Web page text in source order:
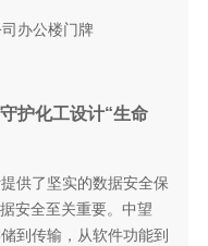
办公楼门牌
护化工设计“生命
供了坚实的数据安全保
安全至关重要。中望
到传输，从软件功能到